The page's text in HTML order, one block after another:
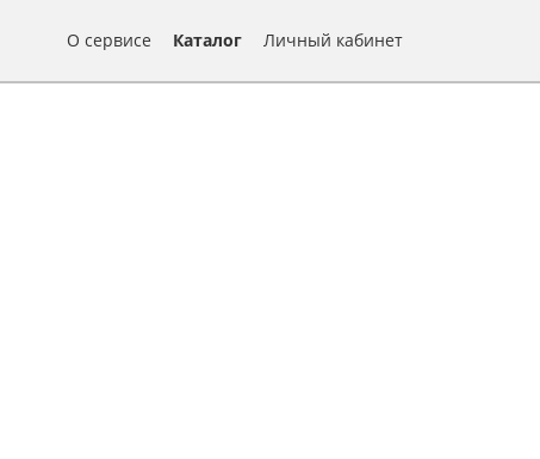
О сервисе Каталог Личный кабинет